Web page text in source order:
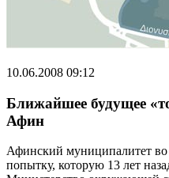
10.06.2008 09:12
Ближайшее будущее
Афин
Афинский муниципалитет во
попытку, которую 13 лет